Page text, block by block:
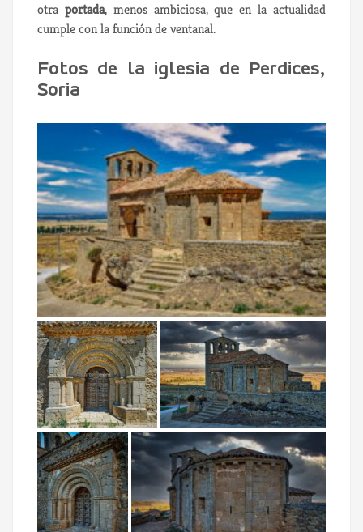
otra portada, menos ambiciosa, que en la actualidad
cumple con la función de ventanal.
Fotos de la iglesia de Perdices,
Soria